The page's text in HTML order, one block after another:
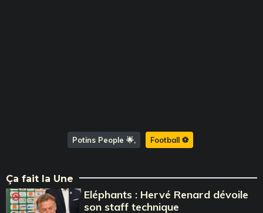
Potins People 🌟 Football ⚽️
Ça fait la Une
Eléphants : Hervé Renard dévoile
son staff technique